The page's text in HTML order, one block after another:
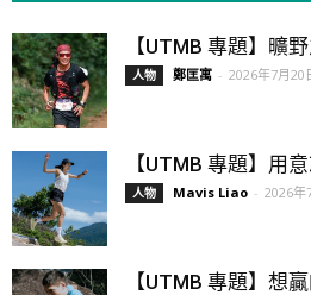
【UTMB 專題】曠
人物 鄭匡寓 - 2026年7月20
【UTMB 專題】用
人物 Mavis Liao - 2026年
【UTMB 專題】想